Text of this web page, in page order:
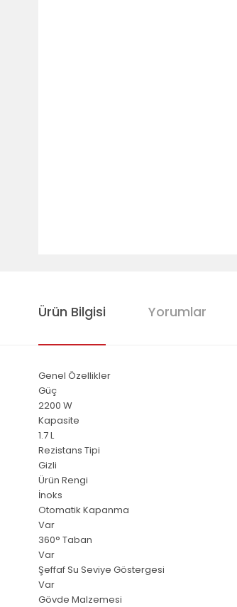
Ürün Bilgisi Yorumlar
Genel Özellikler
Güç
2200 W
Kapasite
1.7 L
Rezistans Tipi
Gizli
Ürün Rengi
İnoks
Otomatik Kapanma
Var
360° Taban
Var
Şeffaf Su Seviye Göstergesi
Var
Gövde Malzemesi